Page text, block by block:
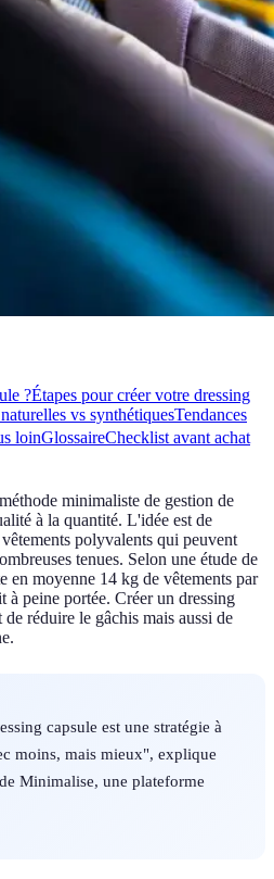
?Étapes pour créer votre dressing
vs synthétiquesTendances
loinGlossaireChecklist avant achat
minimaliste de gestion de
à la quantité. L'idée est de
polyvalents qui peuvent
tenues. Selon une étude de
en moyenne 14 kg de vêtements par
à peine portée. Créer un dressing
réduire le gâchis mais aussi de
capsule est une stratégie à
moins, mais mieux", explique
Minimalise, une plateforme